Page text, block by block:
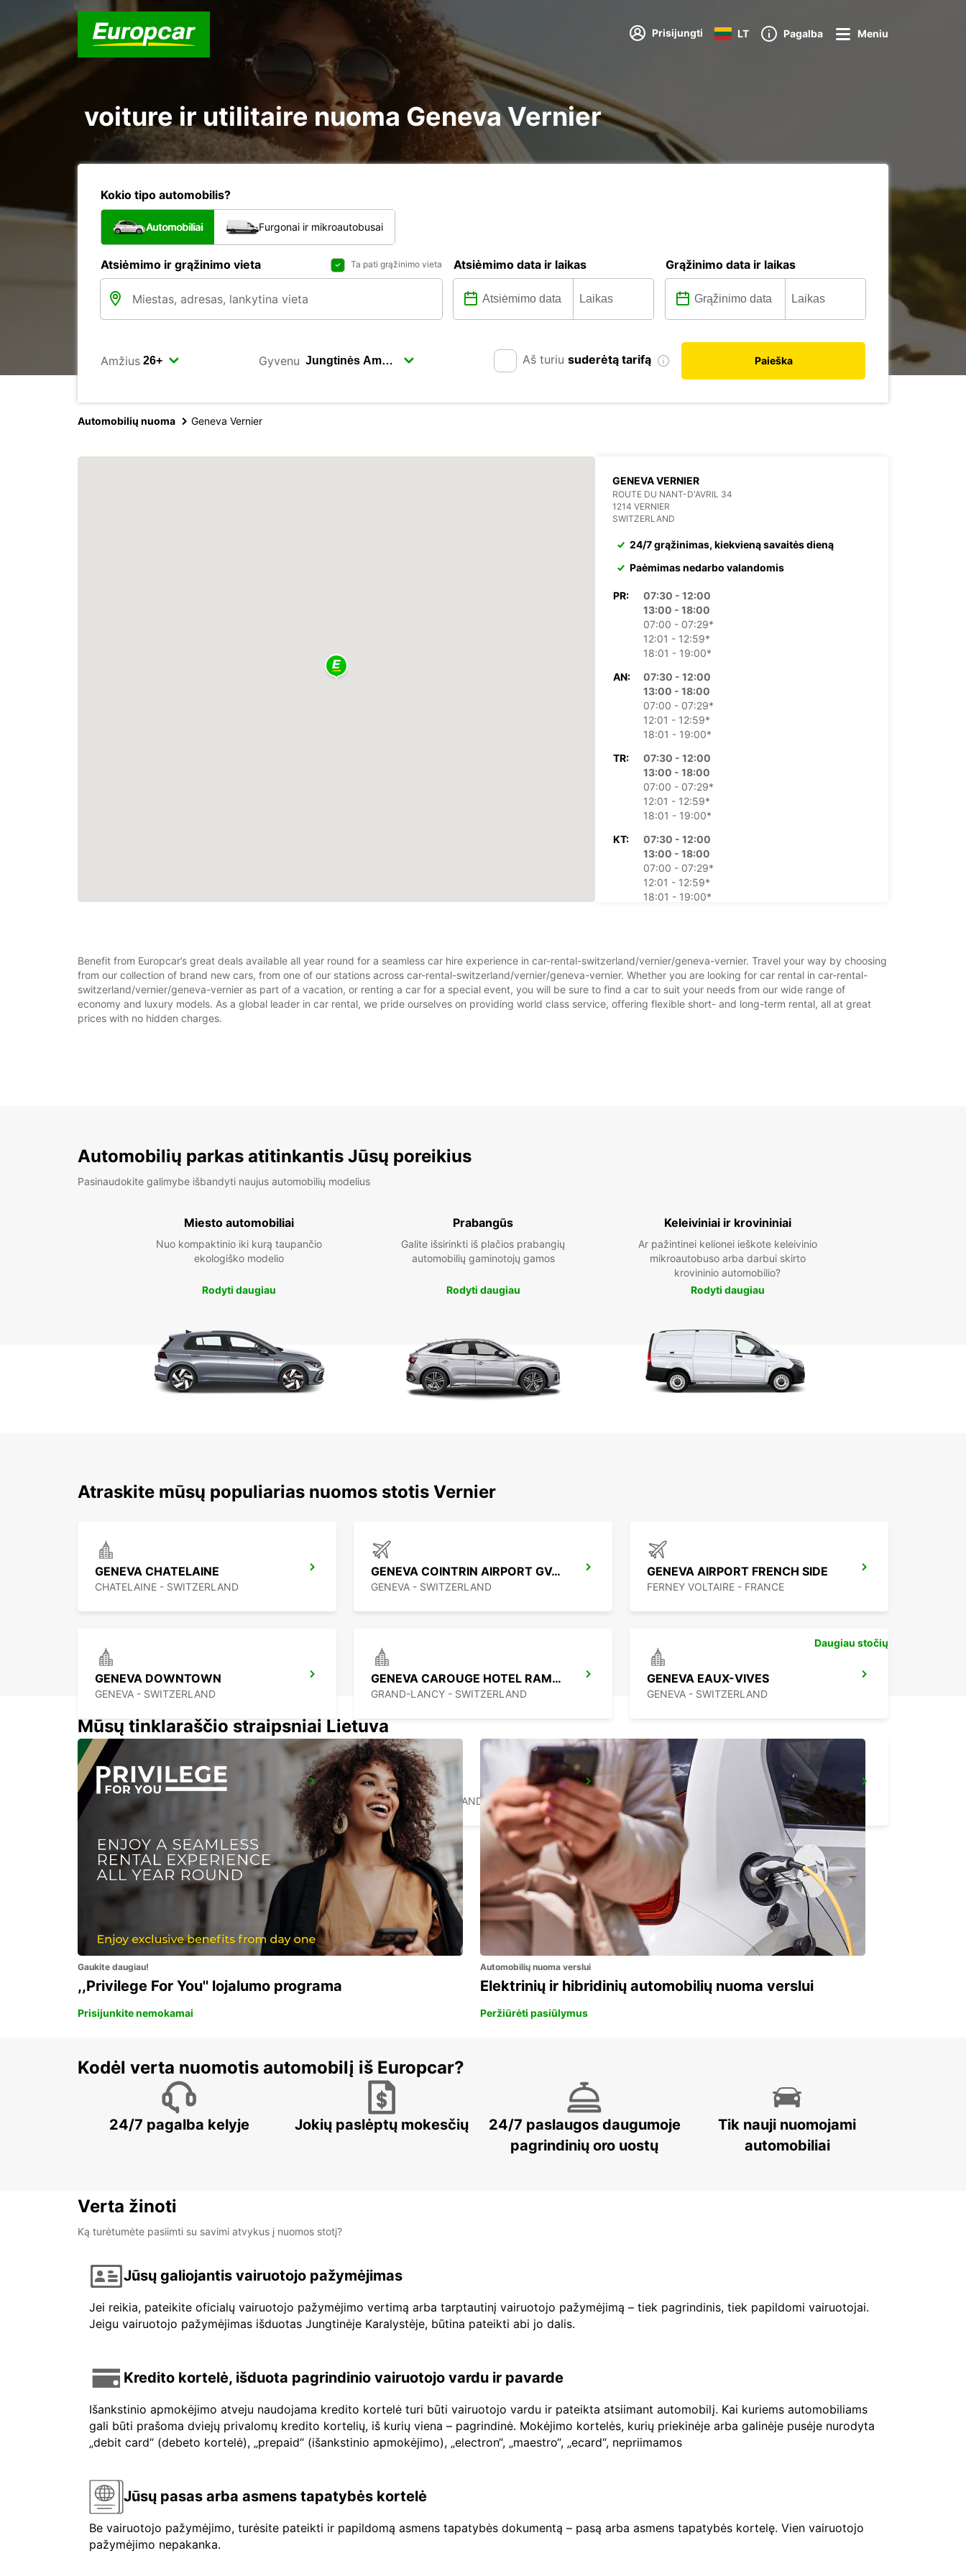
Prisijungti LT Pagalba Meniu
voiture ir utilitaire nuoma Geneva Vernier
Kokio tipo automobilis?
Automobiliai Furgonai ir mikroautobusai
Atsiėmimo ir grąžinimo vieta Ta pati grąžinimo vieta Atsiėmimo data ir laikas Grąžinimo data ir laikas
Amžius Gyvenu Aš turiu suderėtą tarifą Paieška
Automobilių nuoma Geneva Vernier
GENEVA VERNIER
ROUTE DU NANT-D'AVRIL 34
1214 VERNIER
SWITZERLAND
24/7 grąžinimas, kiekvieną savaitės dieną
Paėmimas nedarbo valandomis
PR:
07:30 - 12:00
13:00 - 18:00
07:00 - 07:29*
12:01 - 12:59*
18:01 - 19:00*
AN:
07:30 - 12:00
13:00 - 18:00
07:00 - 07:29*
12:01 - 12:59*
18:01 - 19:00*
TR:
07:30 - 12:00
13:00 - 18:00
07:00 - 07:29*
12:01 - 12:59*
18:01 - 19:00*
KT:
07:30 - 12:00
13:00 - 18:00
07:00 - 07:29*
12:01 - 12:59*
18:01 - 19:00*
12:01 - 12:59*
18:01 - 19:00*
ŠT:
08:00 - 12:00
Benefit from Europcar’s great deals available all year round for a seamless car hire experience in car-rental-switzerland/vernier/geneva-vernier. Travel your way by choosing
from our collection of brand new cars, from one of our stations across car-rental-switzerland/vernier/geneva-vernier. Whether you are looking for car rental in car-rental-
switzerland/vernier/geneva-vernier as part of a vacation, or renting a car for a special event, you will be sure to find a car to suit your needs from our wide range of
economy and luxury models. As a global leader in car rental, we pride ourselves on providing world class service, offering flexible short- and long-term rental, all at great
prices with no hidden charges.
Automobilių parkas atitinkantis Jūsų poreikius
Pasinaudokite galimybe išbandyti naujus automobilių modelius
Miesto automobiliai
Nuo kompaktinio iki kurą taupančio
ekologiško modelio
Rodyti daugiau
Prabangūs
Galite išsirinkti iš plačios prabangių
automobilių gaminotojų gamos
Rodyti daugiau
Keleiviniai ir krovininiai
Ar pažintinei kelionei ieškote keleivinio
mikroautobuso arba darbui skirto
krovininio automobilio?
Rodyti daugiau
Atraskite mūsų populiarias nuomos stotis Vernier
GENEVA CHATELAINE
CHATELAINE - SWITZERLAND
GENEVA COINTRIN AIRPORT GVA SWISS SIDE
GENEVA - SWITZERLAND
GENEVA AIRPORT FRENCH SIDE
FERNEY VOLTAIRE - FRANCE
GENEVA DOWNTOWN
GENEVA - SWITZERLAND
GENEVA CAROUGE HOTEL RAMADA ENCORE
GRAND-LANCY - SWITZERLAND
GENEVA EAUX-VIVES
GENEVA - SWITZERLAND
ANNEMASSE
ANNEMASSE - FRANCE
NYON
NYON - SWITZERLAND
ANNECY
ANNECY - FRANCE
Daugiau stočių
Mūsų tinklaraščio straipsniai Lietuva
Gaukite daugiau!
,,Privilege For You'' lojalumo programa
Prisijunkite nemokamai
Automobilių nuoma verslui
Elektrinių ir hibridinių automobilių nuoma verslui
Peržiūrėti pasiūlymus
Kodėl verta nuomotis automobilį iš Europcar?
24/7 pagalba kelyje Jokių paslėptų mokesčių
24/7 paslaugos daugumoje
pagrindinių oro uostų
Tik nauji nuomojami
automobiliai
Verta žinoti
Ką turėtumėte pasiimti su savimi atvykus į nuomos stotį?
Jūsų galiojantis vairuotojo pažymėjimas
Jei reikia, pateikite oficialų vairuotojo pažymėjimo vertimą arba tarptautinį vairuotojo pažymėjimą – tiek pagrindinis, tiek papildomi vairuotojai.
Jeigu vairuotojo pažymėjimas išduotas Jungtinėje Karalystėje, būtina pateikti abi jo dalis.
Kredito kortelė, išduota pagrindinio vairuotojo vardu ir pavarde
Išankstinio apmokėjimo atveju naudojama kredito kortelė turi būti vairuotojo vardu ir pateikta atsiimant automobilį. Kai kuriems automobiliams
gali būti prašoma dviejų privalomų kredito kortelių, iš kurių viena – pagrindinė. Mokėjimo kortelės, kurių priekinėje arba galinėje pusėje nurodyta
„debit card“ (debeto kortelė), „prepaid“ (išankstinio apmokėjimo), „electron“, „maestro“, „ecard“, nepriimamos
Jūsų pasas arba asmens tapatybės kortelė
Be vairuotojo pažymėjimo, turėsite pateikti ir papildomą asmens tapatybės dokumentą – pasą arba asmens tapatybės kortelę. Vien vairuotojo
pažymėjimo nepakanka.